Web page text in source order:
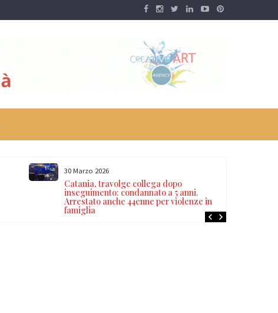
30 Marzo 2026
Catania, travolge collega dopo
inseguimento: condannato a 5 anni.
Arrestato anche 44enne per violenze in
famiglia